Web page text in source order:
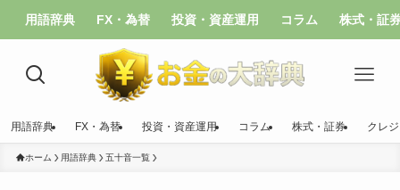
用語辞典 FX・為替 投資・資産運用 コラム 株式・証
用語辞典 FX・為替 投資・資産運用 コラム 株式・証券 クレ
ホーム 用語辞典 五十音一覧